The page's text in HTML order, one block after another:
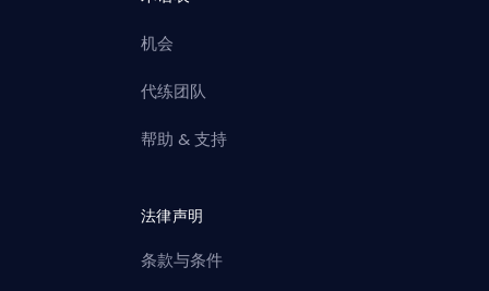
机会
代练团队
帮助 & 支持
法律声明
条款与条件